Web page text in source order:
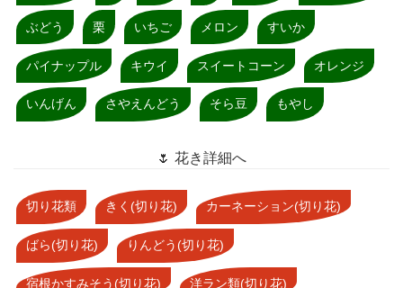
ぶどう 栗 いちご メロン すいか
パイナップル キウイ スイートコーン オレンジ
いんげん さやえんどう そら豆 もやし
🌷 花き詳細へ
切り花類 きく(切り花) カーネーション(切り花)
ばら(切り花) りんどう(切り花)
宿根かすみそう(切り花) 洋ラン類(切り花)